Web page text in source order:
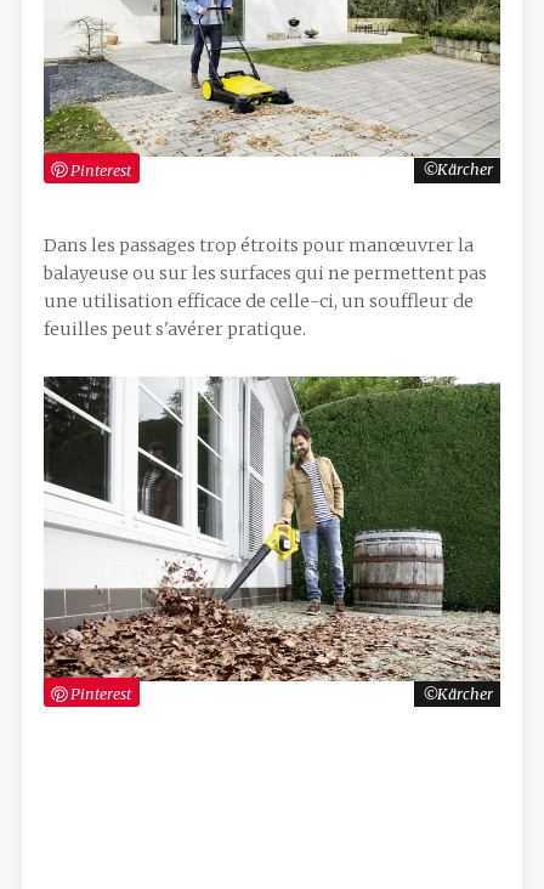
Kärcher
Pinterest
Kärcher
Pinterest
Dans les passages trop étroits pour manœuvrer la
balayeuse ou sur les surfaces qui ne permettent pas
une utilisation efficace de celle-ci, un souffleur de
feuilles peut s'avérer pratique.